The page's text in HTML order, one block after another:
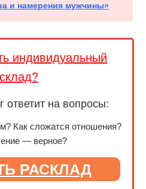
и намерения мужчины»
индивидуальный
ответит на вопросы:
Как сложатся отношения?
— верное?
РАСКЛАД